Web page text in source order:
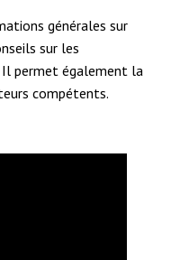
générales sur
sur les
permet également la
compétents.